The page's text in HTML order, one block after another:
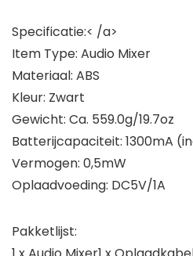
Specificatie:< /a>
Item Type: Audio Mixer
Materiaal: ABS
Kleur: Zwart
Gewicht: Ca. 559.0g/19.7oz
Batterijcapaciteit: 1300mA
Vermogen: 0,5mW
Oplaadvoeding: DC5V/1A
Pakketlijst: